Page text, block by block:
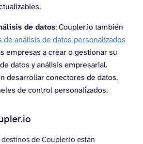
de datos: Coupler.io también
de análisis de datos personalizados
empresas a crear o gestionar su
datos y análisis empresarial.
desarrollar conectores de datos,
de control personalizados.
de Coupler.io están